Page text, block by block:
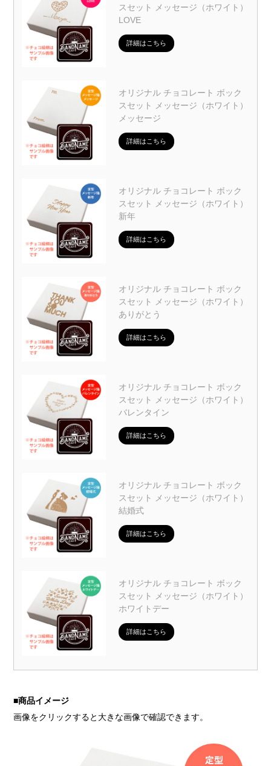
スセット メッセージ（ホワイト）
LOVE
詳細はこちら
オリジナル チョコレート ボック
スセット メッセージ（ホワイト）
メッセージ
詳細はこちら
オリジナル チョコレート ボック
スセット メッセージ（ホワイト）
新年
詳細はこちら
オリジナル チョコレート ボック
スセット メッセージ（ホワイト）
ありがとう
詳細はこちら
オリジナル チョコレート ボック
スセット メッセージ（ホワイト）
バレンタイン
詳細はこちら
オリジナル チョコレート ボック
スセット メッセージ（ホワイト）
結婚式
詳細はこちら
オリジナル チョコレート ボック
スセット メッセージ（ホワイト）
ホワイトデー
詳細はこちら
■商品イメージ
画像をクリックすると大きな画像で確認できます。